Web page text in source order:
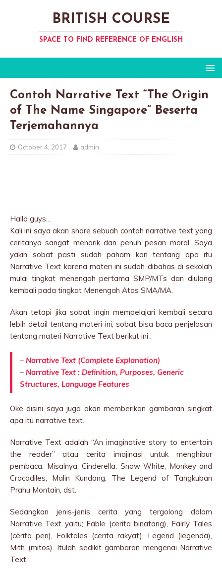
BRITISH COURSE
SPACE TO FIND REFERENCE OF ENGLISH
Contoh Narrative Text “The Origin
of The Name Singapore” Beserta
Terjemahannya
October 4, 2017 admin
Hallo guys…
Kali ini saya akan share sebuah contoh narrative text yang
ceritanya sangat menarik dan penuh pesan moral. Saya
yakin sobat pasti sudah paham kan tentang apa itu
Narrative Text karena materi ini sudah dibahas di sekolah
mulai tingkat menengah pertama SMP/MTs dan diulang
kembali pada tingkat Menengah Atas SMA/MA.
Akan tetapi jika sobat ingin mempelajari kembali secara
lebih detail tentang materi ini, sobat bisa baca penjelasan
tentang materi Narrative Text berikut ini :
– Narrative Text (Complete Explanation)
– Narrative Text : Definition, Purposes, Generic
Structures, Language Features
Oke disini saya juga akan memberikan gambaran singkat
apa itu narrative text.
Narrative Text adalah “An imaginative story to entertain
the reader” atau cerita imajinasi untuk menghibur
pembaca. Misalnya, Cinderella, Snow White, Monkey and
Crocodiles, Malin Kundang, The Legend of Tangkuban
Prahu Montain, dst.
Sedangkan jenis-jenis cerita yang tergolong dalam
Narrative Text yaitu; Fable (cerita binatang), Fairly Tales
(cerita peri), Folktales (cerita rakyat), Legend (legenda),
Mith (mitos). Itulah sedikit gambaran mengenai Narrative
Text.